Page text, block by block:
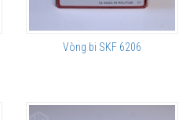
Vòng bi SKF 6206